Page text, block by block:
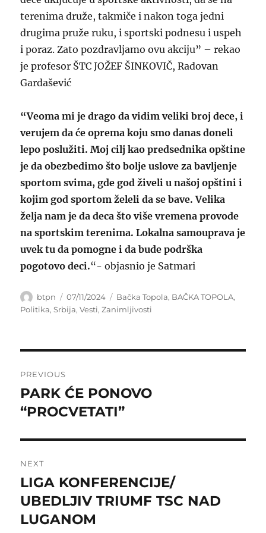
terenima druže, takmiče i nakon toga jedni
drugima pruže ruku, i sportski podnesu i uspeh
i poraz. Zato pozdravljamo ovu akciju” – rekao
je profesor ŠTC JOŽEF ŠINKOVIČ, Radovan
Gardašević
“Veoma mi je drago da vidim veliki broj dece, i
verujem da će oprema koju smo danas doneli
lepo poslužiti. Moj cilj kao predsednika opštine
je da obezbedimo što bolje uslove za bavljenje
sportom svima, gde god živeli u našoj opštini i
kojim god sportom želeli da se bave. Velika
želja nam je da deca što više vremena provode
na sportskim terenima. Lokalna samouprava je
uvek tu da pomogne i da bude podrška
pogotovo deci.“- objasnio je Satmari
Author
btpn
Posted
on
07/11/2024 Categories
Bačka Topola, BAČKA TOPOLA,
Politika,Srbija,Vesti,Zanimljivosti
navigation
PREVIOUS
Previous
post:
PARK ĆE PONOVO
“PROCVETATI”
NEXT
Next
post:
LIGA KONFERENCIJE/
UBEDLJIV TRIUMF TSC NAD
LUGANOM